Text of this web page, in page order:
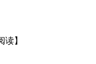
读】